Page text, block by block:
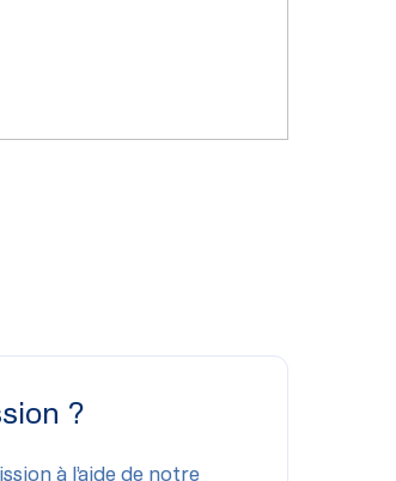
?
à l’aide de notre